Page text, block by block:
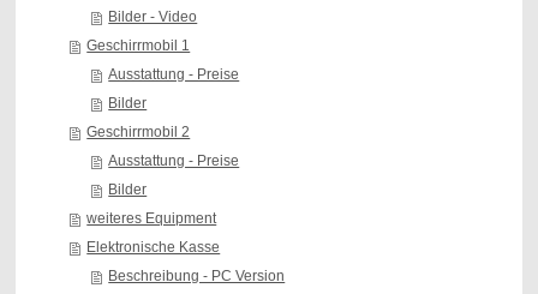
Bilder - Video
Geschirrmobil 1
Ausstattung - Preise
Bilder
Geschirrmobil 2
Ausstattung - Preise
Bilder
weiteres Equipment
Elektronische Kasse
Beschreibung - PC Version